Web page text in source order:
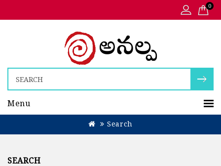
0
Menu
Search
SEARCH